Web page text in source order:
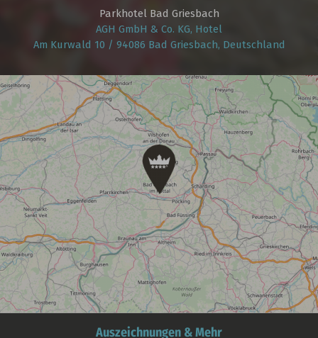
Parkhotel Bad Griesbach
AGH GmbH & Co. KG, Hotel
Am Kurwald 10 / 94086 Bad Griesbach, Deutschland
Auszeichnungen & Mehr